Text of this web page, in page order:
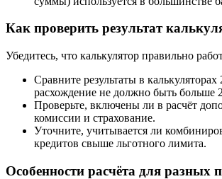
Как проверить результат
Убедитесь, что калькулятор правильно
Сравните результаты в
расхождение не должно быть больше
Проверьте, включены ли в расчёт
комиссии и страхование.
Уточните, учитывается ли
кредитов свыше льготного лимита.
Особенности расчёта для разных